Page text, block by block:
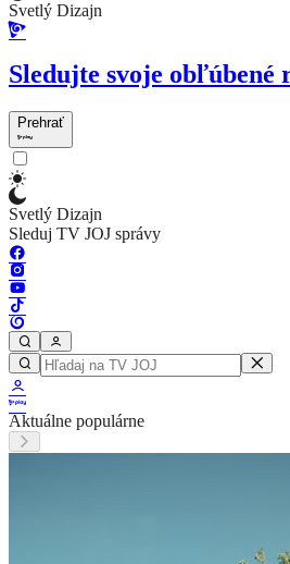
Svetlý Dizajn
Sledujte svoje obľúbené
Prehrať
Svetlý Dizajn
Sleduj TV JOJ správy
Aktuálne populárne